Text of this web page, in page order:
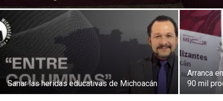
Sanar las heridas educativas de Michoacán
Arranca
90 mil